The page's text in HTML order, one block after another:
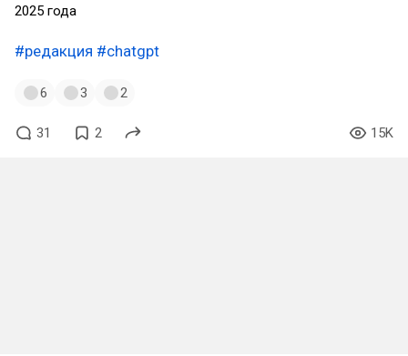
2025 года
#редакция #chatgpt
6 3 2
31 2 15K